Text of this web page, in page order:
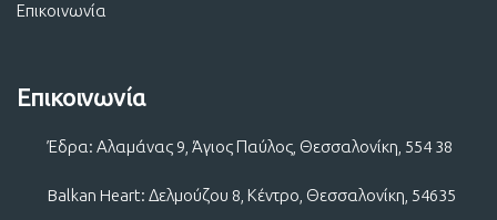
Επικοινωνία
Επικοινωνία
Έδρα: Αλαμάνας 9, Άγιος Παύλος, Θεσσαλονίκη, 554 38
Balkan Heart: Δελμούζου 8, Κέντρο, Θεσσαλονίκη, 54635